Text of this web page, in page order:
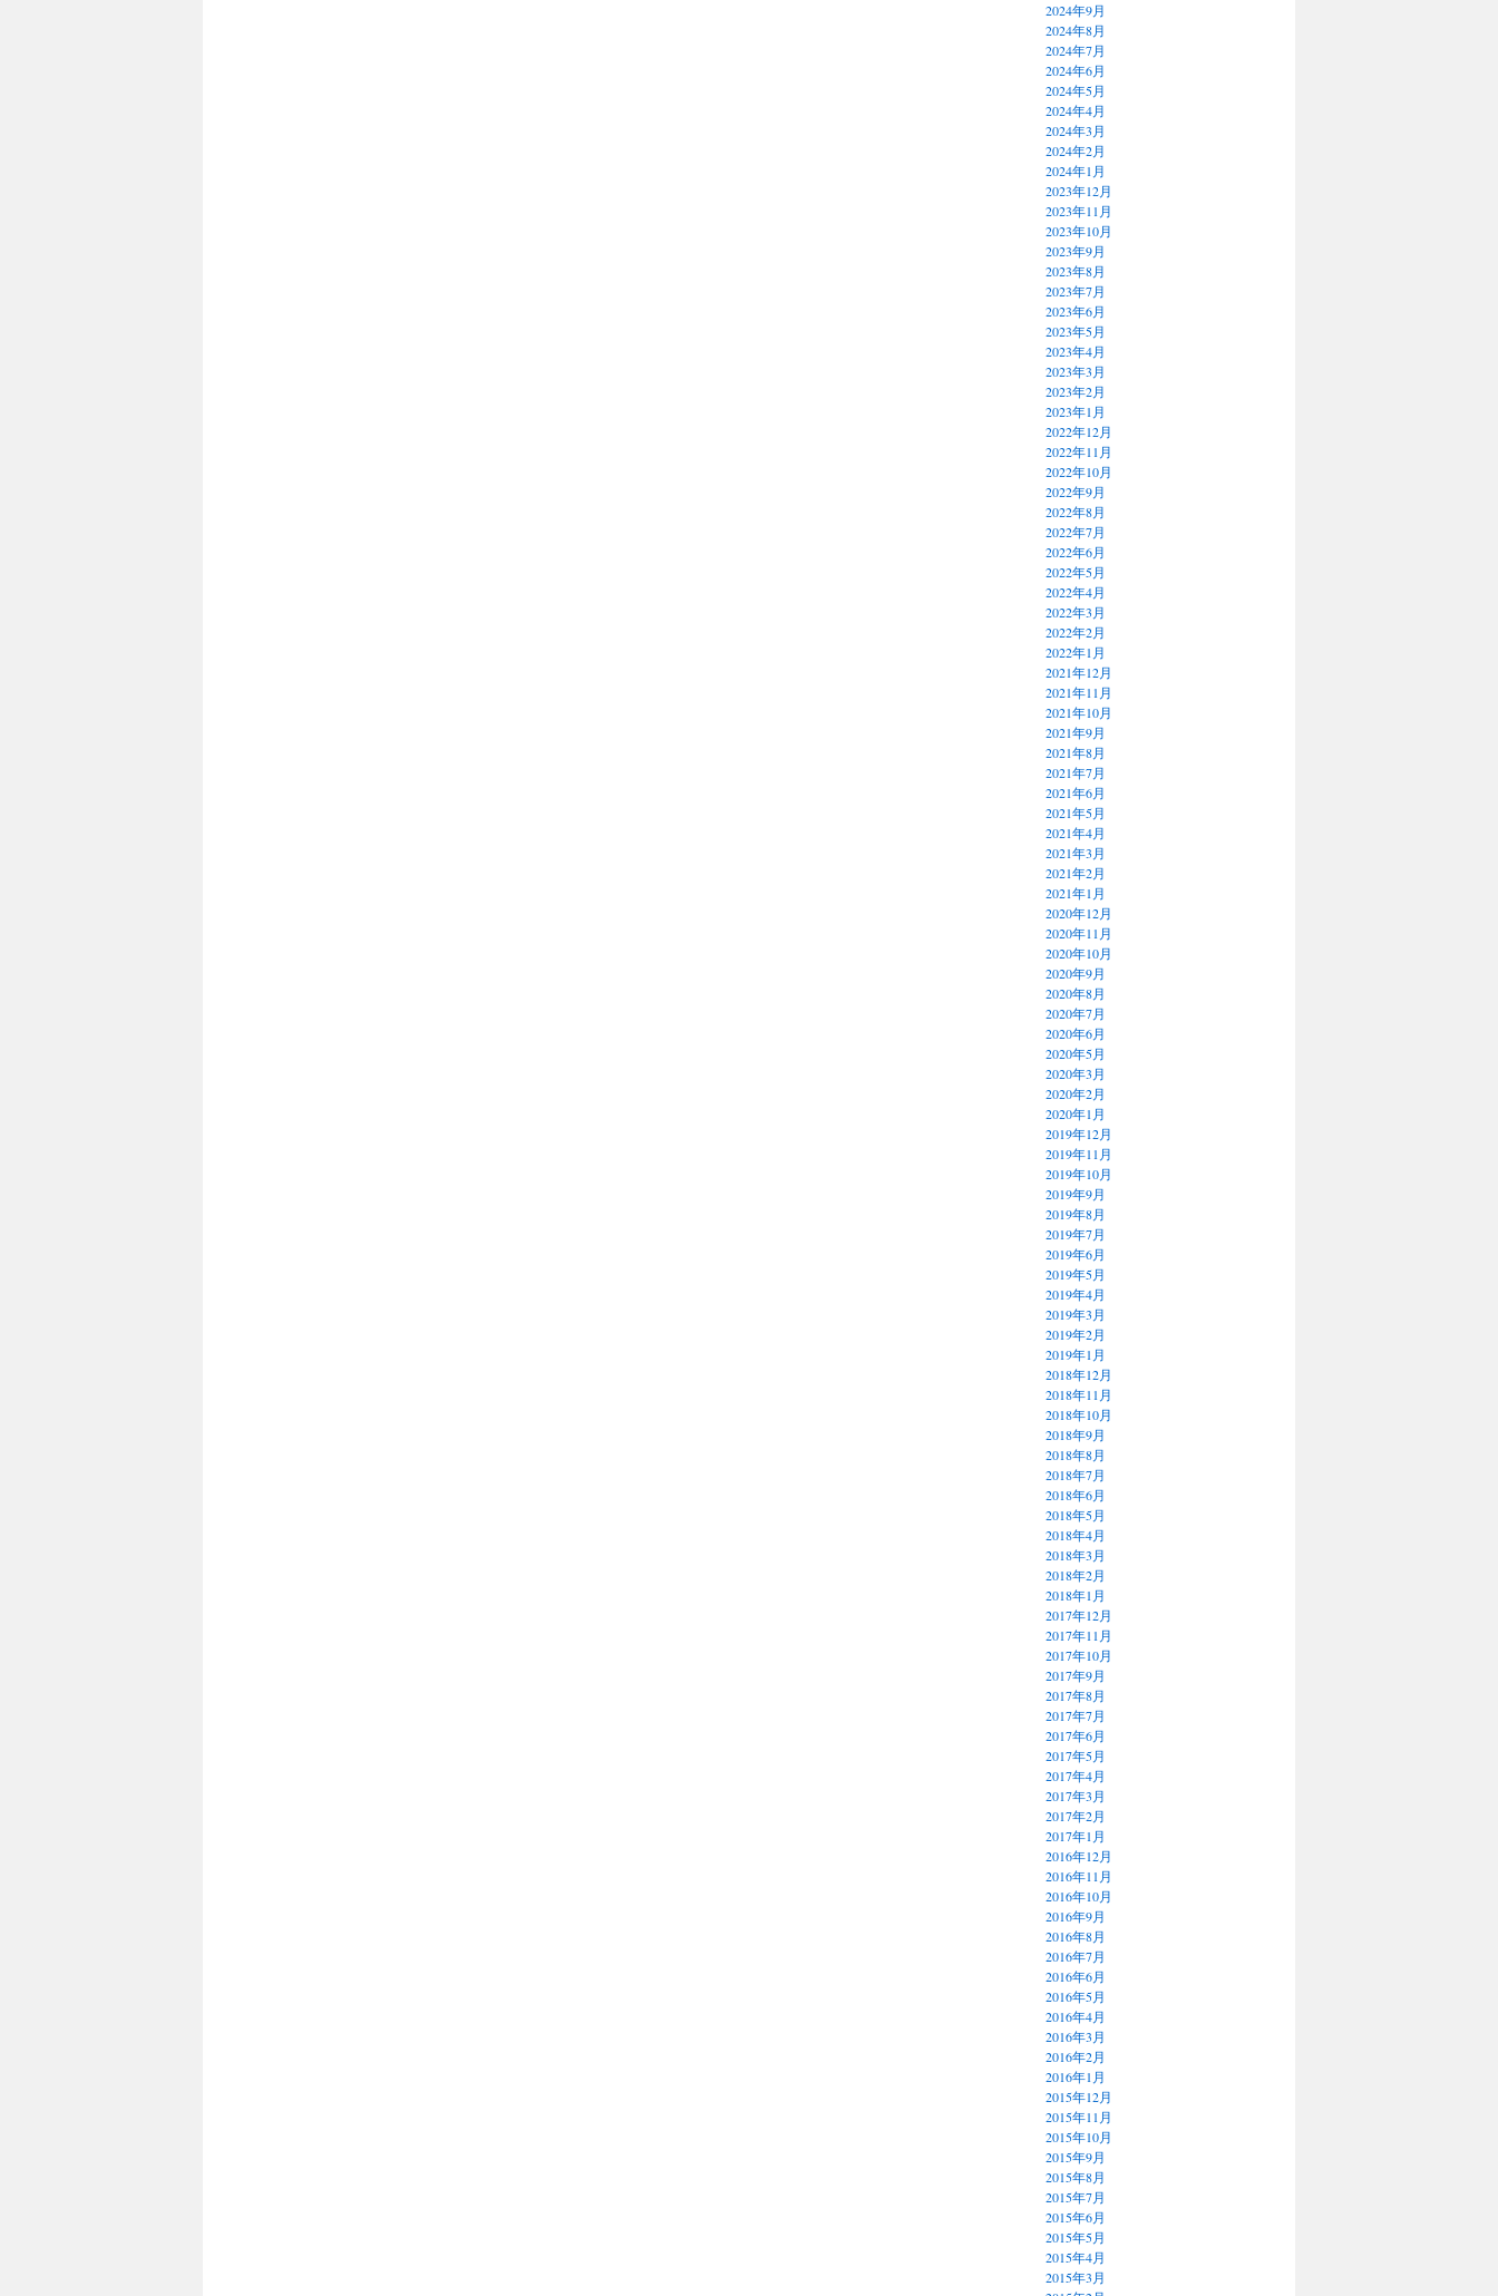
2024年9月
2024年8月
2024年7月
2024年6月
2024年5月
2024年4月
2024年3月
2024年2月
2024年1月
2023年12月
2023年11月
2023年10月
2023年9月
2023年8月
2023年7月
2023年6月
2023年5月
2023年4月
2023年3月
2023年2月
2023年1月
2022年12月
2022年11月
2022年10月
2022年9月
2022年8月
2022年7月
2022年6月
2022年5月
2022年4月
2022年3月
2022年2月
2022年1月
2021年12月
2021年11月
2021年10月
2021年9月
2021年8月
2021年7月
2021年6月
2021年5月
2021年4月
2021年3月
2021年2月
2021年1月
2020年12月
2020年11月
2020年10月
2020年9月
2020年8月
2020年7月
2020年6月
2020年5月
2020年3月
2020年2月
2020年1月
2019年12月
2019年11月
2019年10月
2019年9月
2019年8月
2019年7月
2019年6月
2019年5月
2019年4月
2019年3月
2019年2月
2019年1月
2018年12月
2018年11月
2018年10月
2018年9月
2018年8月
2018年7月
2018年6月
2018年5月
2018年4月
2018年3月
2018年2月
2018年1月
2017年12月
2017年11月
2017年10月
2017年9月
2017年8月
2017年7月
2017年6月
2017年5月
2017年4月
2017年3月
2017年2月
2017年1月
2016年12月
2016年11月
2016年10月
2016年9月
2016年8月
2016年7月
2016年6月
2016年5月
2016年4月
2016年3月
2016年2月
2016年1月
2015年12月
2015年11月
2015年10月
2015年9月
2015年8月
2015年7月
2015年6月
2015年5月
2015年4月
2015年3月